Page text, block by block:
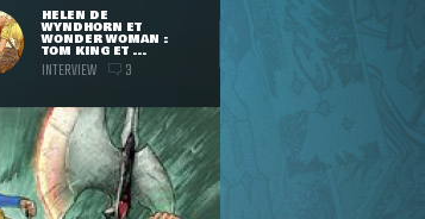
HELEN DE
WYNDHORN ET
WONDER WOMAN :
TOM KING ET ...
INTERVIEW 3